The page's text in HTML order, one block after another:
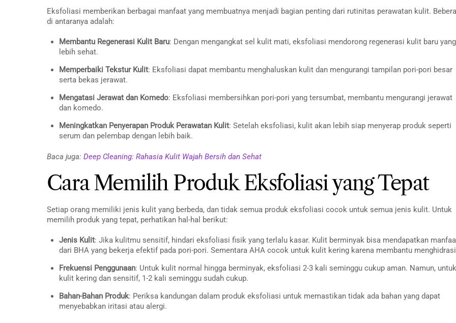
Eksfoliasi memberikan berbagai manfaat yang membuatnya menjadi bagian penting dari rutinitas perawatan kulit.
di antaranya adalah:
Membantu Regenerasi Kulit Baru: Dengan mengangkat sel kulit mati, eksfoliasi mendorong regenerasi kulit baru yang
lebih sehat.
Memperbaiki Tekstur Kulit: Eksfoliasi dapat membantu menghaluskan kulit dan mengurangi tampilan pori-pori besar
serta bekas jerawat.
Mengatasi Jerawat dan Komedo: Eksfoliasi membersihkan pori-pori yang tersumbat, membantu mengurangi jerawat
dan komedo.
Meningkatkan Penyerapan Produk Perawatan Kulit: Setelah eksfoliasi, kulit akan lebih siap menyerap produk seperti
serum dan pelembap dengan lebih baik.
Baca juga: Deep Cleaning: Rahasia Kulit Wajah Bersih dan Sehat
Cara Memilih Produk Eksfoliasi yang Tepat
Setiap orang memiliki jenis kulit yang berbeda, dan tidak semua produk eksfoliasi cocok untuk semua jenis kulit. Untuk
memilih produk yang tepat, perhatikan hal-hal berikut:
Jenis Kulit: Jika kulitmu sensitif, hindari eksfoliasi fisik yang terlalu kasar. Kulit berminyak bisa mendapatkan
dari BHA yang bekerja efektif pada pori-pori. Sementara AHA cocok untuk kulit kering karena membantu
Frekuensi Penggunaan: Untuk kulit normal hingga berminyak, eksfoliasi 2-3 kali seminggu cukup aman. Namun, untuk
kulit kering dan sensitif, 1-2 kali seminggu sudah cukup.
Bahan-Bahan Produk: Periksa kandungan dalam produk eksfoliasi untuk memastikan tidak ada bahan yang dapat
menyebabkan iritasi atau alergi.